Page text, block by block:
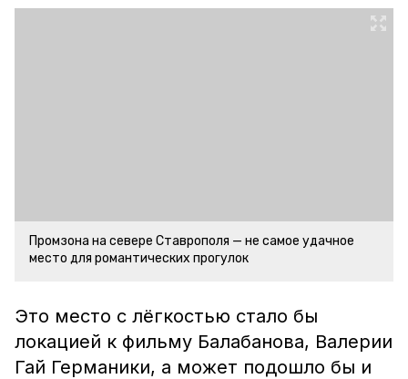
Промзона на севере Ставрополя — не самое удачное
место для романтических прогулок
Это место с лёгкостью стало бы
локацией к фильму Балабанова, Валерии
Гай Германики, а может подошло бы и